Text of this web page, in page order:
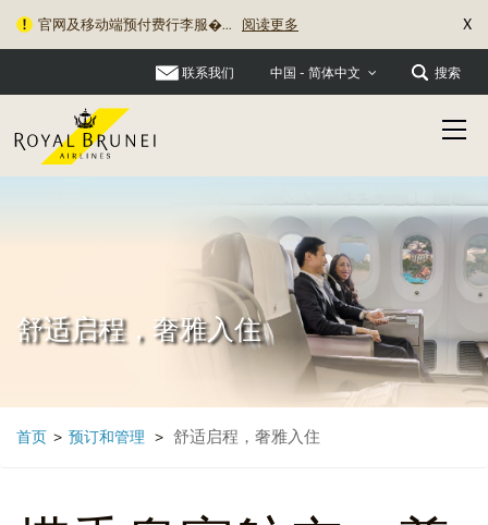
官网及移动端预付费行李服�... 阅读更多
旅行资讯更新：关于充电宝�... 阅读更多 X
联系我们 中国 - 简体中文 搜索
舒适启程，奢雅入住
首页 > 预订和管理 > 舒适启程，奢雅入住